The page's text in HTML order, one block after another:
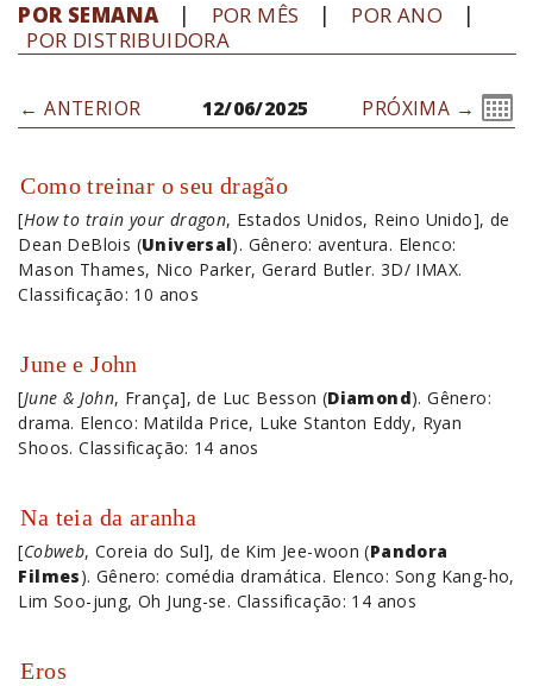
POR SEMANA POR MÊS
POR ANO
POR DISTRIBUIDORA
← ANTERIOR 12/06/2025 PRÓXIMA →
Como treinar o seu dragão
[How to train your dragon, Estados Unidos, Reino Unido], de
Dean DeBlois (Universal). Gênero: aventura. Elenco:
Mason Thames, Nico Parker, Gerard Butler. 3D/ IMAX.
Classificação: 10 anos
June e John
[June & John, França], de Luc Besson (Diamond). Gênero:
drama. Elenco: Matilda Price, Luke Stanton Eddy, Ryan
Shoos. Classificação: 14 anos
Na teia da aranha
[Cobweb, Coreia do Sul], de Kim Jee-woon (Pandora
Filmes). Gênero: comédia dramática. Elenco: Song Kang-ho,
Lim Soo-jung, Oh Jung-se. Classificação: 14 anos
Eros